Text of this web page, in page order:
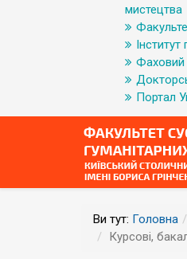
мистецтва
Фаховий
Портал
Ви тут: Головна
Курсові,